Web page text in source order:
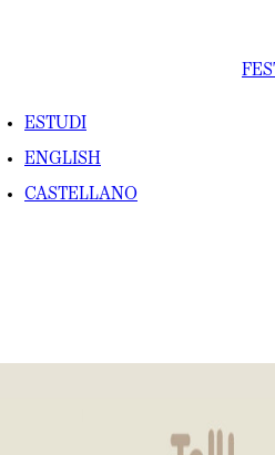
ESTUDI
ENGLISH
CASTELLANO